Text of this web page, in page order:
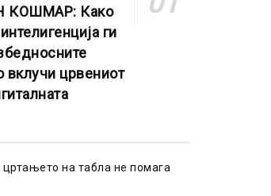
КОШМАР: Како
ги
вклучи црвениот
цртањето на табла не помага